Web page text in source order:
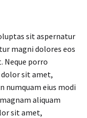
sit aspernatur
magni dolores eos
Neque porro
dolor sit amet,
numquam eius modi
aliquam
sit amet,